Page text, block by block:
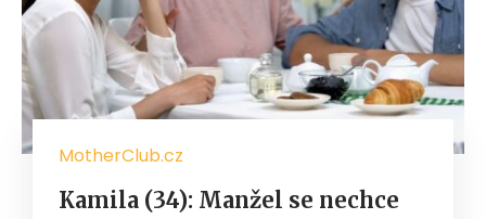
MotherClub.cz
Kamila (34): Manžel se nechce